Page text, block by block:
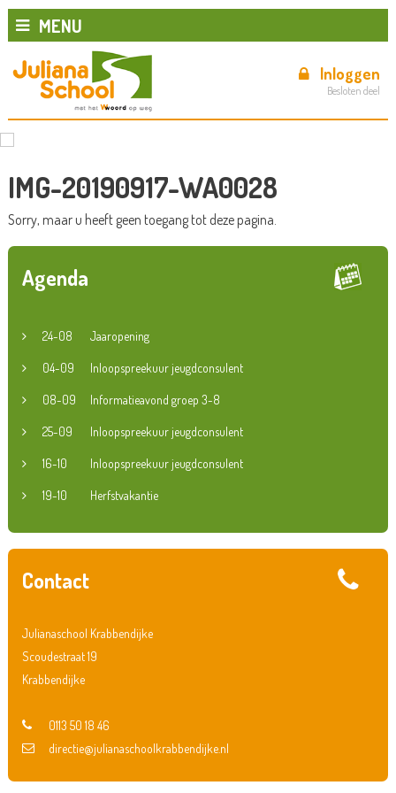
MENU
Inloggen
Besloten deel
IMG-20190917-WA0028
Sorry, maar u heeft geen toegang tot deze pagina.
Agenda
24-08 Jaaropening
04-09 Inloopspreekuur jeugdconsulent
08-09 Informatieavond groep 3-8
25-09 Inloopspreekuur jeugdconsulent
16-10 Inloopspreekuur jeugdconsulent
19-10 Herfstvakantie
Contact
Julianaschool Krabbendijke
Scoudestraat 19
Krabbendijke
0113 50 18 46
directie@julianaschoolkrabbendijke.nl